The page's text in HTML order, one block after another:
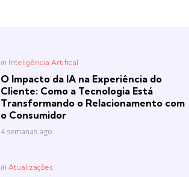
Posted
in Inteligência Artifical
O Impacto da IA na Experiência do
Cliente: Como a Tecnologia Está
Transformando o Relacionamento com
o Consumidor
4 semanas ago
Posted
in Atualizações